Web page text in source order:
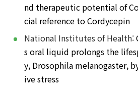
nd therapeutic potential of
cial reference to Cordycepin
National Institutes of Health:
s oral liquid prolongs the
y, Drosophila melanogaster,
ive stress